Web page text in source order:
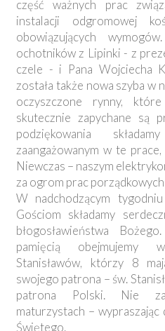
część ważnych prac
instalacji odgromowej
obowiązujących
ochotników z Lipinki - z
czele - i Pana Wojciecha
została także nowa szyba w
oczyszczone rynny,
skutecznie zapychane są
podziękowania
zaangażowanym w te
Niewczas – naszym
za ogrom prac porządkowych
W nadchodzącym
Gościom składamy
błogosławieństwa
pamięcią obejmujemy
Stanisławów, którzy 8
swojego patrona – św.
patrona Polski. Nie
maturzystach – wypraszając
Świętego.